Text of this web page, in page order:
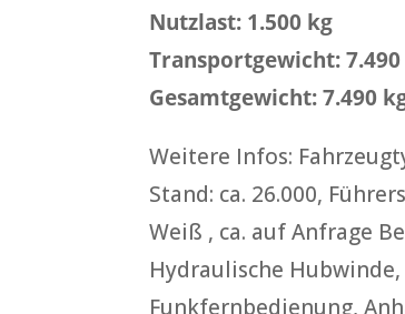
Nutzlast: 1.500 kg
Transportgewicht:
Gesamtgewicht: 7.490
Weitere Infos:
Stand: ca. 26.000,
Weiß , ca. auf Anfrage
Hydraulische
Funkfernbedienung,